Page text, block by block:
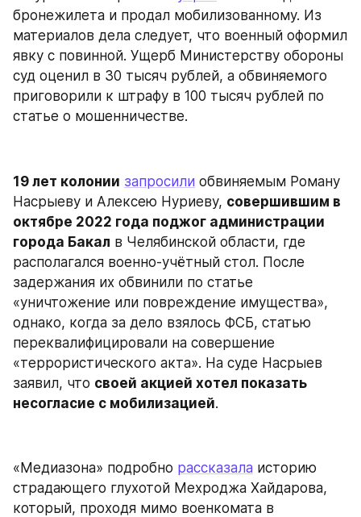
бронежилета и продал мобилизованному. Из
материалов дела следует, что военный оформил
явку с повинной. Ущерб Министерству обороны
суд оценил в 30 тысяч рублей, а обвиняемого
приговорили к штрафу в 100 тысяч рублей по
статье о мошенничестве.
19 лет колонии запросили обвиняемым Роману
Насрыеву и Алексею Нуриеву, совершившим в
октябре 2022 года поджог администрации
города Бакал в Челябинской области, где
располагался военно-учётный стол. После
задержания их обвинили по статье
«уничтожение или повреждение имущества»,
однако, когда за дело взялось ФСБ, статью
переквалифицировали на совершение
«террористического акта». На суде Насрыев
заявил, что своей акцией хотел показать
несогласие с мобилизацией.
«Медиазона» подробно рассказала историю
страдающего глухотой Мехроджа Хайдарова,
который, проходя мимо военкомата в